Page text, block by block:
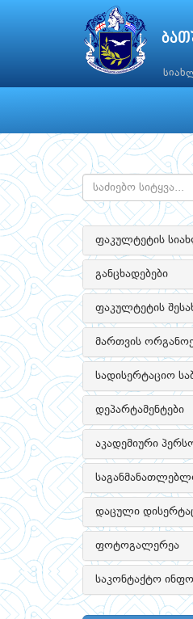
ფაკულტეტის
განცხადებები
ფაკულტეტის
მართვის
სადისერტაციო
დეპარტამენტები
აკადემიური
დაცული
ფოტოგალერეა
საკონტაქტო